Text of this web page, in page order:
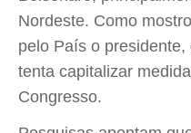
Nordeste. Como
pelo País o
tenta capitalizar
Congresso.